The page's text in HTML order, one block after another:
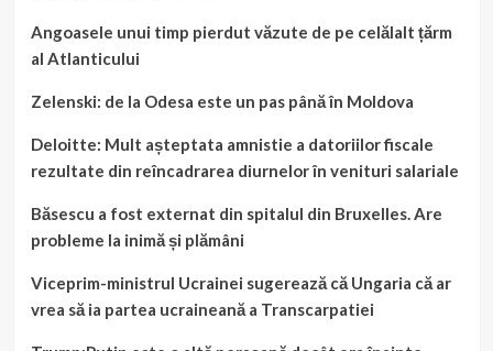
Angoasele unui timp pierdut văzute de pe celălalt țărm
al Atlanticului
Zelenski: de la Odesa este un pas până în Moldova
Deloitte: Mult așteptata amnistie a datoriilor fiscale
rezultate din reîncadrarea diurnelor în venituri salariale
Băsescu a fost externat din spitalul din Bruxelles. Are
probleme la inimă și plămâni
Viceprim-ministrul Ucrainei sugerează că Ungaria că ar
vrea să ia partea ucraineană a Transcarpatiei